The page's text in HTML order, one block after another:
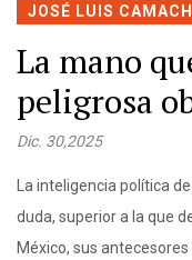
JOSÉ LUIS
La mano
peligrosa
Dic. 30,2025
La inteligencia política
duda, superior a la que
México, sus